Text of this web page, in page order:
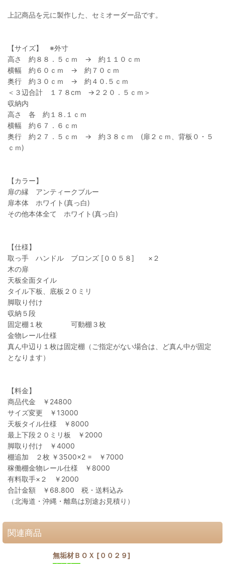
上記商品を元に製作した、セミオーダー品です。
【サイズ】 ※外寸
高さ 約８８．５ｃｍ → 約１１０ｃｍ
横幅 約６０ｃｍ → 約７０ｃｍ
奥行 約３０ｃｍ → 約４０.５ｃｍ
＜３辺合計 １７８cm →２２０．５ｃｍ＞
収納内
高さ 各 約１８.１ｃｍ
横幅 約６７．６ｃｍ
奥行 約２７．５ｃｍ → 約３８ｃｍ (扉２ｃｍ、背板０・５
ｃｍ)
【カラー】
扉の縁 アンティークブルー
扉本体 ホワイト(真っ白)
その他本体全て ホワイト(真っ白)
【仕様】
取っ手 ハンドル ブロンズ [００５８] ×２
木の扉
天板全面タイル
タイル下板、底板２０ミリ
脚取り付け
収納５段
固定棚１枚 可動棚３枚
金物レール仕様
真ん中辺り１枚は固定棚（ご指定がない場合は、ど真ん中が固定
となります）
【料金】
商品代金 ￥24800
サイズ変更 ￥13000
天板タイル仕様 ￥8000
最上下段２０ミリ板 ￥2000
脚取り付け ￥4000
棚追加 ２枚 ￥3500×2 = ￥7000
稼働棚金物レール仕様 ￥8000
有料取手×２ ￥2000
合計金額 ￥68.800 税・送料込み
（北海道・沖縄・離島は別途お見積り）
関連商品
無垢材ＢＯＸ [００２９]